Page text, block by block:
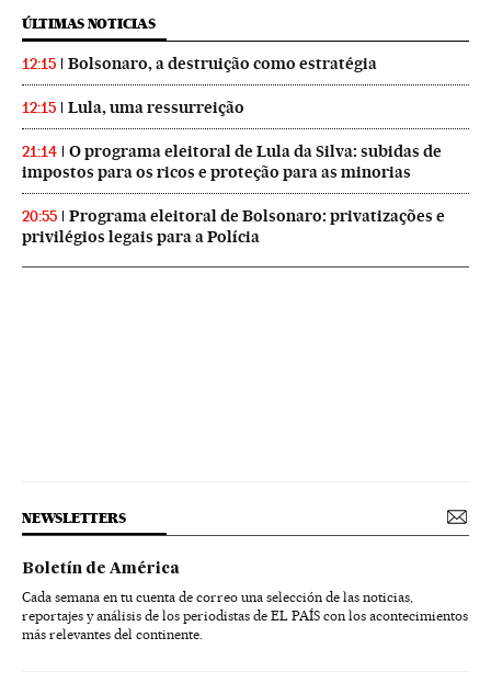
ÚLTIMAS NOTICIAS
12:15 Bolsonaro, a destruição como estratégia
12:15 Lula, uma ressurreição
21:14
O programa eleitoral de Lula da Silva: subidas de
impostos para os ricos e proteção para as minorias
20:55
Programa eleitoral de Bolsonaro: privatizações e
privilégios legais para a Polícia
NEWSLETTERS
Boletín de América
Cada semana en tu cuenta de correo una selección de las noticias,
reportajes y análisis de los periodistas de EL PAÍS con los acontecimientos
más relevantes del continente.